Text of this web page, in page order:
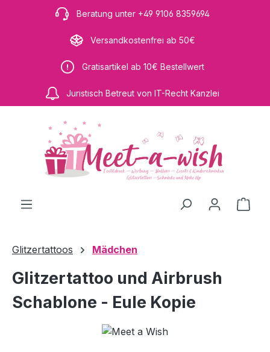
Zum Hauptinhalt springenBeratung unter +49 9106 8359694
Versandkostenfrei ab 50€
Gratisartikel ab 10€ Bestellwert
Juristisch Betreut von IT-Recht Kanzlei
Glitzertattoos Mädchen
Glitzertattoo und Airbrush
Schablone - Eule Kopie